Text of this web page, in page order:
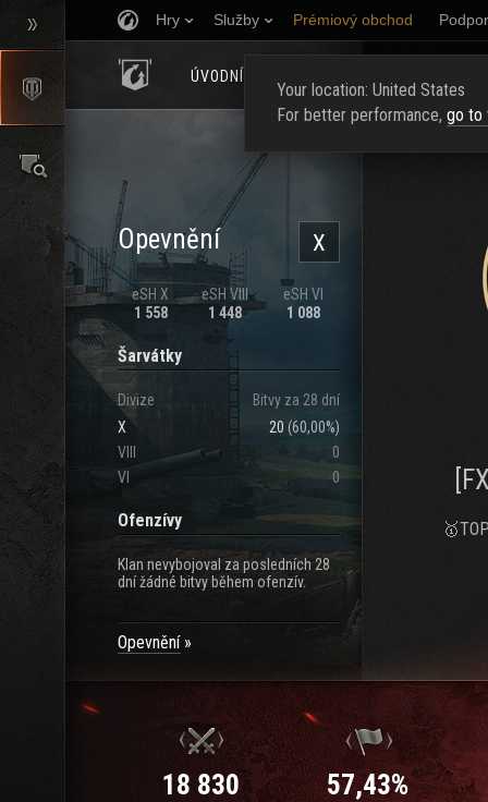
Hry Služby Prémiový obchod
ÚVODNÍ STRÁNKA
X
Opevnění
eSH X
1 558
eSH VIII
1 448
eSH VI
1 088
Šarvátky
Divize
Bitvy za 28 dní
X
20 (60,00%)
VIII
0
VI
0
Ofenzívy
Klan nevybojoval za posledních 28
dní žádné bitvy během ofenzív.
Opevnění
18 830 57,43%
Your location: United States
For better performance, go to